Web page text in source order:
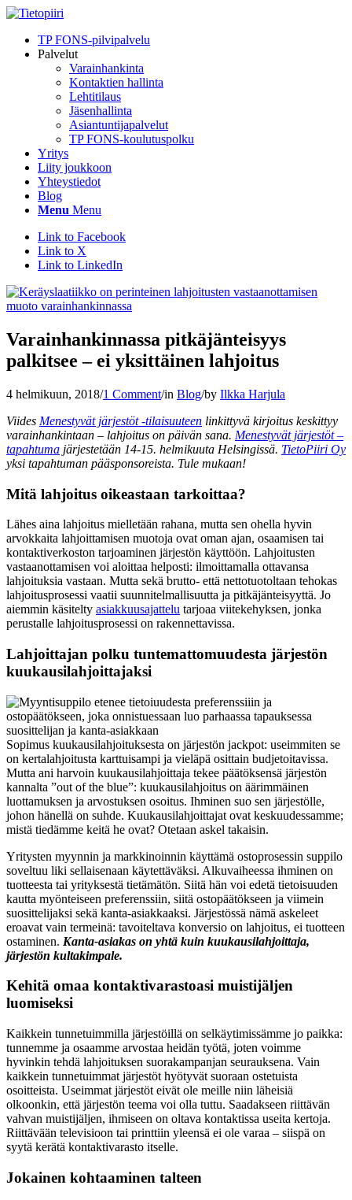
TP FONS-pilvipalvelu
Palvelut
Varainhankinta
Kontaktien hallinta
Lehtitilaus
Jäsenhallinta
Asiantuntijapalvelut
TP FONS-koulutuspolku
Yritys
Liity joukkoon
Yhteystiedot
Blog
Menu Menu
Link to Facebook
Link to X
Link to LinkedIn
Varainhankinnassa pitkäjänteisyys
palkitsee – ei yksittäinen lahjoitus
4 helmikuun, 2018/1 Comment/in Blog/by Ilkka Harjula
Viides Menestyvät järjestöt -tilaisuuteen linkittyvä kirjoitus keskittyy
varainhankintaan – lahjoitus on päivän sana. Menestyvät järjestöt –
tapahtuma järjestetään 14-15. helmikuuta Helsingissä. TietoPiiri Oy
yksi tapahtuman pääsponsoreista. Tule mukaan!
Mitä lahjoitus oikeastaan tarkoittaa?
Lähes aina lahjoitus mielletään rahana, mutta sen ohella hyvin
arvokkaita lahjoittamisen muotoja ovat oman ajan, osaamisen tai
kontaktiverkoston tarjoaminen järjestön käyttöön. Lahjoitusten
vastaanottamisen voi aloittaa helposti: ilmoittamalla ottavansa
lahjoituksia vastaan. Mutta sekä brutto- että nettotuotoltaan tehokas
lahjoitusprosessi vaatii suunnitelmallisuutta ja pitkäjänteisyyttä. Jo
aiemmin käsitelty asiakkuusajattelu tarjoaa viitekehyksen, jonka
perustalle lahjoitusprosessi on rakennettavissa.
Lahjoittajan polku tuntemattomuudesta järjestön
kuukausilahjoittajaksi
Sopimus kuukausilahjoituksesta on järjestön jackpot: useimmiten se
on kertalahjoitusta karttuisampi ja vieläpä osittain budjetoitavissa.
Mutta ani harvoin kuukausilahjoittaja tekee päätöksensä järjestön
kannalta ”out of the blue”: kuukausilahjoitus on äärimmäinen
luottamuksen ja arvostuksen osoitus. Ihminen suo sen järjestölle,
johon hänellä on suhde. Kuukausilahjoittajat ovat keskuudessamme;
mistä tiedämme keitä he ovat? Otetaan askel takaisin.
Yritysten myynnin ja markkinoinnin käyttämä ostoprosessin suppilo
soveltuu liki sellaisenaan käytettäväksi. Alkuvaiheessa ihminen on
tuotteesta tai yrityksestä tietämätön. Siitä hän voi edetä tietoisuuden
kautta myönteiseen preferenssiin, siitä ostopäätökseen ja viimein
suosittelijaksi sekä kanta-asiakkaaksi. Järjestössä nämä askeleet
eroavat vain termeinä: tavoiteltava konversio on lahjoitus, ei tuotteen
ostaminen. Kanta-asiakas on yhtä kuin kuukausilahjoittaja,
järjestön kultakimpale.
Kehitä omaa kontaktivarastoasi muistijäljen
luomiseksi
Kaikkein tunnetuimmilla järjestöillä on selkäytimissämme jo paikka:
tunnemme ja osaamme arvostaa heidän työtä, joten voimme
hyvinkin tehdä lahjoituksen suorakampanjan seurauksena. Vain
kaikkein tunnetuimmat järjestöt hyötyvät suoraan ostetuista
osoitteista. Useimmat järjestöt eivät ole meille niin läheisiä
olkoonkin, että järjestön teema voi olla tuttu. Saadakseen riittävän
vahvan muistijäljen, ihmiseen on oltava kontaktissa useita kertoja.
Riittävään televisioon tai printtiin yleensä ei ole varaa – siispä on
syytä kerätä kontaktivarasto itselle.
Jokainen kohtaaminen talteen